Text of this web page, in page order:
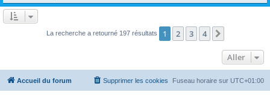
La recherche a retourné 197 résultats 1 2 3 4
Aller
Accueil du forum Fuseau horaire sur UTC+01:00
Supprimer les cookies